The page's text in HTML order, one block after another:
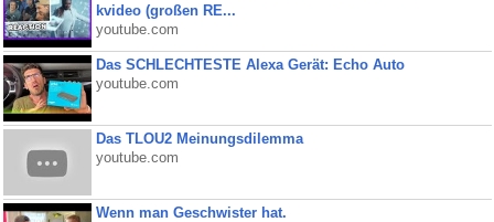
kvideo (großen RE...
youtube.com
Das SCHLECHTESTE Alexa Gerät: Echo Auto
youtube.com
Das TLOU2 Meinungsdilemma
youtube.com
Wenn man Geschwister hat.